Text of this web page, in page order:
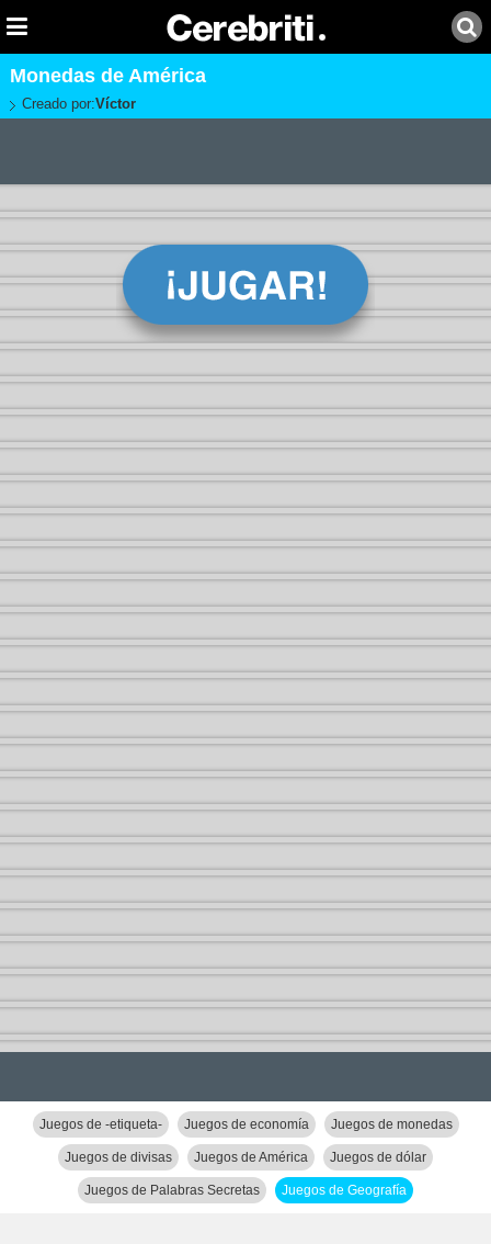
Monedas de América
Creado por:Víctor
Juegos de -etiqueta- Juegos de economía Juegos de monedas
Juegos de divisas Juegos de América Juegos de dólar
Juegos de Palabras Secretas Juegos de Geografía